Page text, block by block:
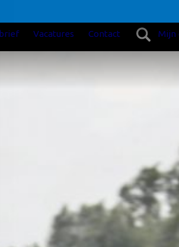
Vacatures Contact Mijn